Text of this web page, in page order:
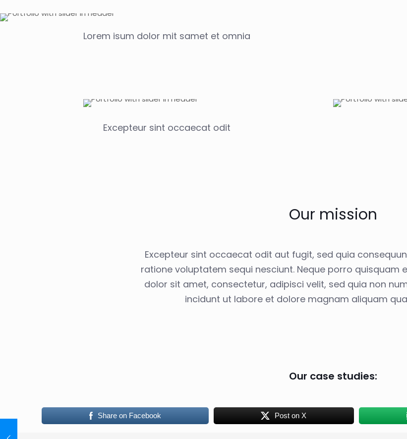
Lorem isum dolor mit samet et omnia
Excepteur sint occaecat odit
Our mission
Excepteur sint occaecat odit aut fugit, sed quia
ratione voluptatem sequi nesciunt. Neque porro quisquam
dolor sit amet, consectetur, adipisci velit, sed quia non
incidunt ut labore et dolore magnam aliquam
Our case studies:
Share on Facebook Post on X